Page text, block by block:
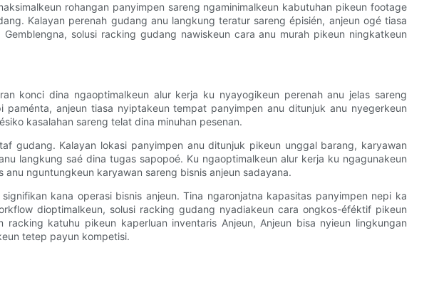
rohangan panyimpen sareng ngaminimalkeun kabutuhan pikeun footage
Kalayan perenah gudang anu langkung teratur sareng épisién, anjeun ogé tiasa
solusi racking gudang nawiskeun cara anu murah pikeun ningkatkeun
konci dina ngaoptimalkeun alur kerja ku nyayogikeun perenah anu jelas sareng
anjeun tiasa nyiptakeun tempat panyimpen anu ditunjuk anu nyegerkeun
kasalahan sareng telat dina minuhan pesenan.
gudang. Kalayan lokasi panyimpen anu ditunjuk pikeun unggal barang, karyawan
langkung saé dina tugas sapopoé. Ku ngaoptimalkeun alur kerja ku ngagunakeun
nguntungkeun karyawan sareng bisnis anjeun sadayana.
kana operasi bisnis anjeun. Tina ngaronjatna kapasitas panyimpen nepi ka
dioptimalkeun, solusi racking gudang nyadiakeun cara ongkos-éféktif pikeun
katuhu pikeun kaperluan inventaris Anjeun, Anjeun bisa nyieun lingkungan
tetep payun kompetisi.